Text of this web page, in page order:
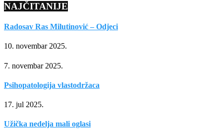
NAJČITANIJE
Radosav Ras Milutinović – Odjeci
10. novembar 2025.
7. novembar 2025.
Psihopatologija vlastodržaca
17. jul 2025.
Užička nedelja mali oglasi